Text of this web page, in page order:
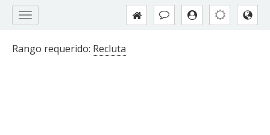
Rango requerido: Recluta